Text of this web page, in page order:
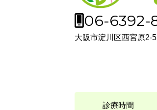
06-6392-
大阪市淀川区西宮原2-
診療時間